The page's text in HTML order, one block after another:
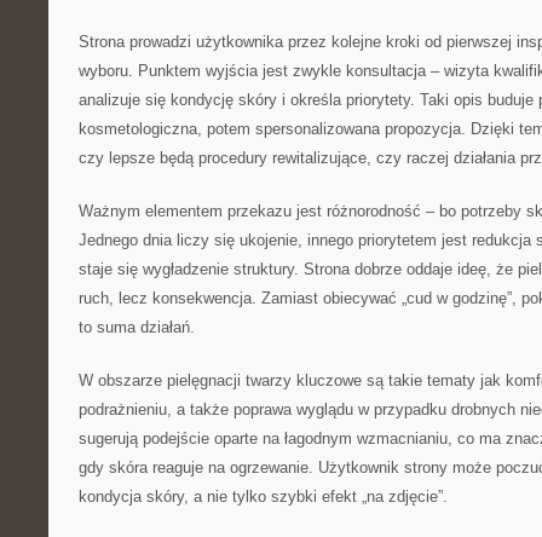
Strona prowadzi użytkownika przez kolejne kroki od pierwszej
wyboru. Punktem wyjścia jest zwykle konsultacja – wizyta
analizuje się kondycję skóry i określa priorytety. Taki opis buduje
kosmetologiczna, potem spersonalizowana propozycja. Dzięki
czy lepsze będą procedury rewitalizujące, czy raczej działania
Ważnym elementem przekazu jest różnorodność – bo potrzeby
Jednego dnia liczy się ukojenie, innego priorytetem jest redukcja
staje się wygładzenie struktury. Strona dobrze oddaje ideę, że
ruch, lecz konsekwencja. Zamiast obiecywać „cud w godzinę”,
to suma działań.
W obszarze pielęgnacji twarzy kluczowe są takie tematy jak
podrażnieniu, a także poprawa wyglądu w przypadku drobnych
sugerują podejście oparte na łagodnym wzmacnianiu, co ma
gdy skóra reaguje na ogrzewanie. Użytkownik strony może
kondycja skóry, a nie tylko szybki efekt „na zdjęcie”.